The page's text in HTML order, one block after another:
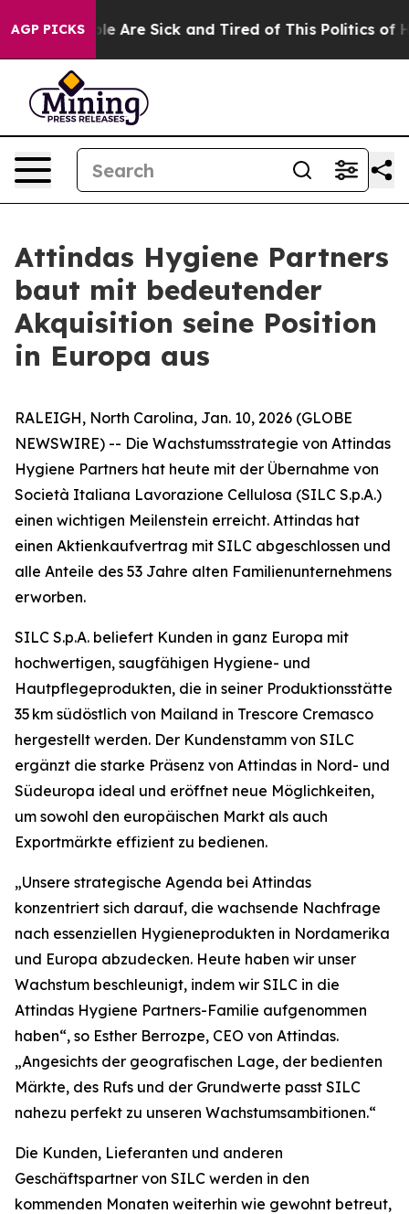
AGP PICKS
“People Are Sick and Tired of This Politics of
Attindas Hygiene Partners
baut mit bedeutender
Akquisition seine Position
in Europa aus
RALEIGH, North Carolina, Jan. 10, 2026 (GLOBE
NEWSWIRE) -- Die Wachstumsstrategie von Attindas
Hygiene Partners hat heute mit der Übernahme von
Società Italiana Lavorazione Cellulosa (SILC S.p.A.)
einen wichtigen Meilenstein erreicht. Attindas hat
einen Aktienkaufvertrag mit SILC abgeschlossen und
alle Anteile des 53 Jahre alten Familienunternehmens
erworben.
SILC S.p.A. beliefert Kunden in ganz Europa mit
hochwertigen, saugfähigen Hygiene- und
Hautpflegeprodukten, die in seiner Produktionsstätte
35 km südöstlich von Mailand in Trescore Cremasco
hergestellt werden. Der Kundenstamm von SILC
ergänzt die starke Präsenz von Attindas in Nord- und
Südeuropa ideal und eröffnet neue Möglichkeiten,
um sowohl den europäischen Markt als auch
Exportmärkte effizient zu bedienen.
„Unsere strategische Agenda bei Attindas
konzentriert sich darauf, die wachsende Nachfrage
nach essenziellen Hygieneprodukten in Nordamerika
und Europa abzudecken. Heute haben wir unser
Wachstum beschleunigt, indem wir SILC in die
Attindas Hygiene Partners-Familie aufgenommen
haben“, so Esther Berrozpe, CEO von Attindas.
„Angesichts der geografischen Lage, der bedienten
Märkte, des Rufs und der Grundwerte passt SILC
nahezu perfekt zu unseren Wachstumsambitionen.“
Die Kunden, Lieferanten und anderen
Geschäftspartner von SILC werden in den
kommenden Monaten weiterhin wie gewohnt betreut,